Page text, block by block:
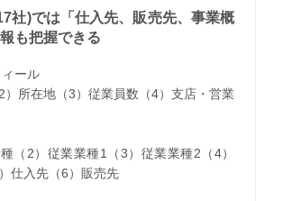
社)では「仕入先、販売先、事業概
も把握できる
ール
）所在地（3）従業員数（4）支店・営業
種（2）従業業種1（3）従業業種2（4）
仕入先（6）販売先